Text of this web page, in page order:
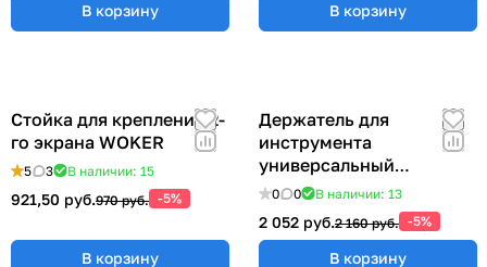
В корзину В корзину
Стойка для крепления 2-
го экрана WOKER
5 3 В наличии: 15
921,50 руб.970 руб. -5%
В корзину
Держатель для
инструмента
универсальный
57x383x185 мм ER-
0 0 В наличии: 13
2 052 руб.2 160 руб. -5%
В корзину